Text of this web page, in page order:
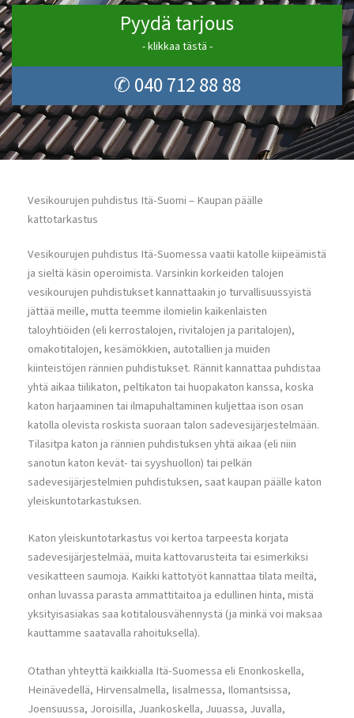
Pyydä tarjous
- klikkaa tästä -
✆ 040 712 88 88
Vesikourujen puhdistus Itä-Suomi – Kaupan päälle
kattotarkastus
Vesikourujen puhdistus Itä-Suomessa vaatii katolle kiipeämistä
ja sieltä käsin operoimista. Varsinkin korkeiden talojen
vesikourujen puhdistukset kannattaakin jo turvallisuussyistä
jättää meille, mutta teemme ilomielin kaikenlaisten
taloyhtiöiden (eli kerrostalojen, rivitalojen ja paritalojen),
omakotitalojen, kesämökkien, autotallien ja muiden
kiinteistöjen rännien puhdistukset. Rännit kannattaa puhdistaa
yhtä aikaa tiilikaton, peltikaton tai huopakaton kanssa, koska
katon harjaaminen tai ilmapuhaltaminen kuljettaa ison osan
katolla olevista roskista suoraan talon sadevesijärjestelmään.
Tilasitpa katon ja rännien puhdistuksen yhtä aikaa (eli niin
sanotun katon kevät- tai syyshuollon) tai pelkän
sadevesijärjestelmien puhdistuksen, saat kaupan päälle katon
yleiskuntotarkastuksen.
Katon yleiskuntotarkastus voi kertoa tarpeesta korjata
sadevesijärjestelmää, muita kattovarusteita tai esimerkiksi
vesikatteen saumoja. Kaikki kattotyöt kannattaa tilata meiltä,
onhan luvassa parasta ammattitaitoa ja edullinen hinta, mistä
yksityisasiakas saa kotitalousvähennystä (ja minkä voi maksaa
kauttamme saatavalla rahoituksella).
Otathan yhteyttä kaikkialla Itä-Suomessa eli Enonkoskella,
Heinävedellä, Hirvensalmella, Iisalmessa, Ilomantsissa,
Joensuussa, Joroisilla, Juankoskella, Juuassa, Juvalla,